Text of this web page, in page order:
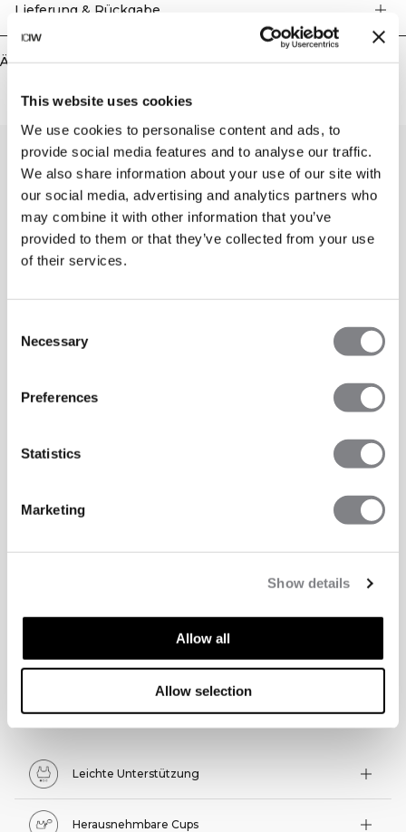
This website uses cookies
We use cookies to personalise content and ads, to
provide social media features and to analyse our traffic.
We also share information about your use of our site with
our social media, advertising and analytics partners who
may combine it with other information that you’ve
provided to them or that they’ve collected from your use
of their services.
Selection
Necessary
Preferences
Statistics
Marketing
Show details
Allow all
Allow selection
doppelte Träger sorgen für einen stylischen Look und ein angenehmes Design.
Gute Atmungsaktivität, ICIW-Logo auf Brust und Rücken, herausnehmbare
Einlagen und leichte Stützkraft. 92% recyceltes Nylon, 8% Elastan
Lieferung & Rückgabe
Ähnliche Produkte
TECHNISCHE ASPEKTE
Leichte Unterstützung
Herausnehmbare Cups